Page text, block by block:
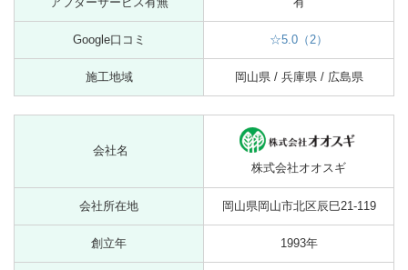
Google口コミ ☆5.0（2）
施工地域 岡山県 / 兵庫県 / 広島県
会社名
株式会社オオスギ
会社所在地 岡山県岡山市北区辰巳21-119
創立年 1993年